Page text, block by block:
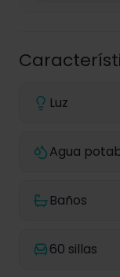
Luz
Agua
Baños
60 sillas